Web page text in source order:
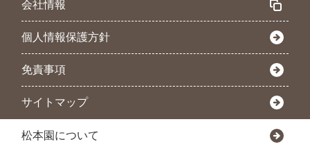
会社情報
個人情報保護方針
免責事項
サイトマップ
松本園について